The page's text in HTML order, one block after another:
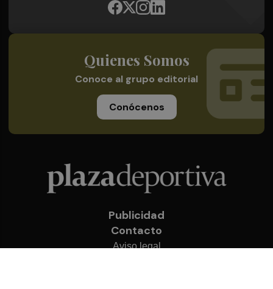
Quienes Somos
Conoce al grupo editorial
Conócenos
Publicidad
Contacto
Aviso legal